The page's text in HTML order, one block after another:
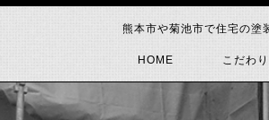
HOME こだわ
熊本市や菊池市で住宅の塗